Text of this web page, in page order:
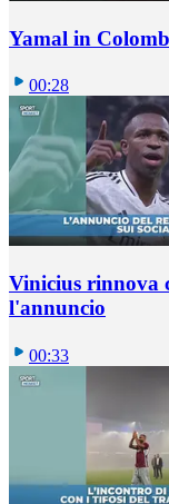
Yamal in
00:28
Vinicius rinnova
l'annuncio
00:33